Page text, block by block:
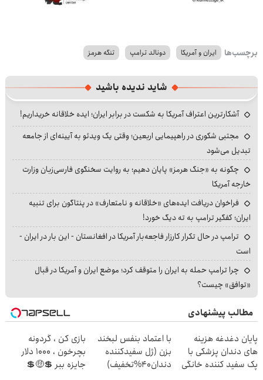
برچسب‌ها ایران و آمریکا دونالد ترامپ تنگه هرمز
شاید ندیده باشید
آشکارترین اعتراف آمریکا به شکست در برابر ایران؛ ایده خلاقانه خریداریم!
مجتبی شکوری در راهپیمایی اربعین؛ وقتی یک ویدئو به آیینه‌ای از جامعه
تبدیل می‌شود
چگونه به «جنگ هرمز» پایان دهیم؛ به روایت سخنگوی فارسی‌زبان وزارت
خارجه آمریکا
فراخوان دریافت ایده‌های «خلاقانه و نامتعارف» در پنتاگون برای تنبیه
ایران؛ کفگیر ترامپ به ته دیگ خورد!
ترامپ در حال تکرار کارزار فاجعه‌بار آمریکا در افغانستان - این بار در ایران -
است
چرا ترامپ حمله به ایران را متوقف کرد؛ موضع ایران و آمریکا در قبال
«توافق» چیست؟
مطالب پیشنهادی
پایان دغدغه هزینه
های دندان پزشکی با
پک سفید کننده خانگی
با اعتماد بنفس لبخند
بزن (ژل سفیدکننده
دندان40%تخفیف)
بازی کن ، گردونه
بچرخون ، 1000 دلار
جایزه ببر 💲🤑💲